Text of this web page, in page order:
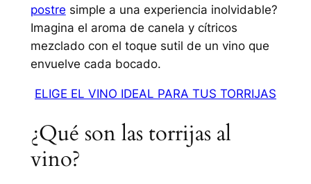
postre simple a una experiencia inolvidable?
Imagina el aroma de canela y cítricos
mezclado con el toque sutil de un vino que
envuelve cada bocado.
ELIGE EL VINO IDEAL PARA TUS TORRIJAS
¿Qué son las torrijas al
vino?